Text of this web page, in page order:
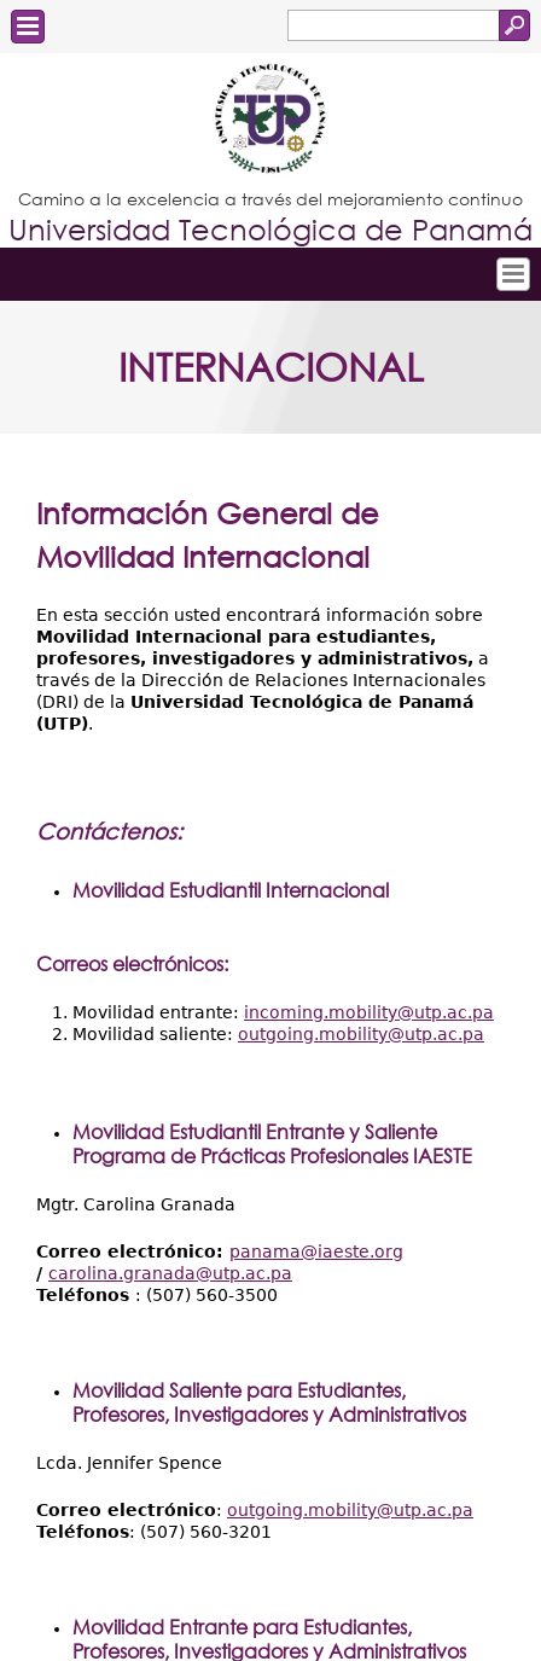
de
búsqueda
Estudiantes
Docentes
Administrativos
Graduados
Camino a la excelencia a través del mejoramiento continuo
Universidad Tecnológica de Panamá
Conoce la UTP
Postgrados
Extensión
Centros Regionales
Servicios
INTERNACIONAL
Información General de
Movilidad Internacional
En esta sección usted encontrará información sobre
Movilidad Internacional para estudiantes,
profesores, investigadores y administrativos, a
través de la Dirección de Relaciones Internacionales
(DRI) de la Universidad Tecnológica de Panamá
(UTP).
Contáctenos:
Movilidad Estudiantil Internacional
Correos electrónicos:
Movilidad entrante: incoming.mobility@utp.ac.pa
Movilidad saliente: outgoing.mobility@utp.ac.pa
Movilidad Estudiantil Entrante y Saliente
Programa de Prácticas Profesionales IAESTE
Mgtr. Carolina Granada
Correo electrónico: panama@iaeste.org
/ carolina.granada@utp.ac.pa
Teléfonos : (507) 560-3500
Movilidad Saliente para Estudiantes,
Profesores, Investigadores y Administrativos
Lcda. Jennifer Spence
Correo electrónico: outgoing.mobility@utp.ac.pa
Teléfonos: (507) 560-3201
Movilidad Entrante para Estudiantes,
Profesores, Investigadores y Administrativos